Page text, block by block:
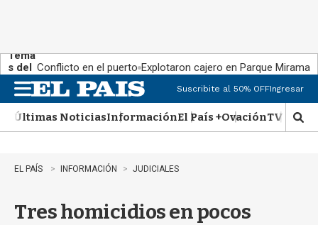
Tema
s del
día:
Conflicto en el puerto Explotaron cajero en Parque Miramar
n
u
Suscribite al 50% OFFIngresar
Últimas NoticiasInformaciónEl País +OvaciónTV Show
M
o
EL PAÍS INFORMACIÓN JUDICIALES
Tres homicidios en pocos